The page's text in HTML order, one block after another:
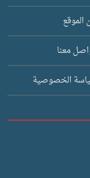
الموقع
معنا
الخصوصية